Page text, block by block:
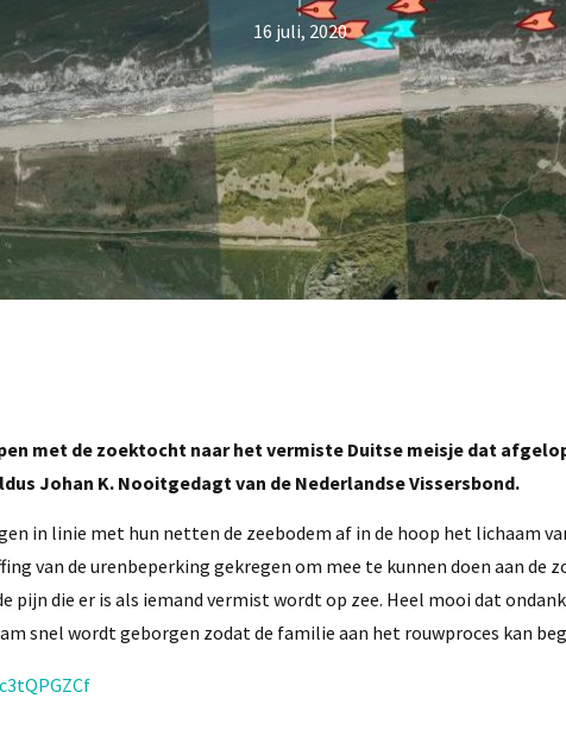
16 juli, 2020
met de zoektocht naar het vermiste Duitse meisje dat
Johan K. Nooitgedagt van de Nederlandse Vissersbond.
in linie met hun netten de zeebodem af in de hoop het lichaam
van de urenbeperking gekregen om mee te kunnen doen aan de
pijn die er is als iemand vermist wordt op zee. Heel mooi dat
snel wordt geborgen zodat de familie aan het rouwproces kan